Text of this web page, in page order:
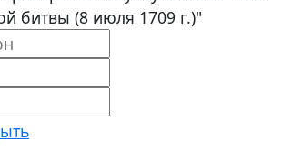
битвы (8 июля 1709 г.)"